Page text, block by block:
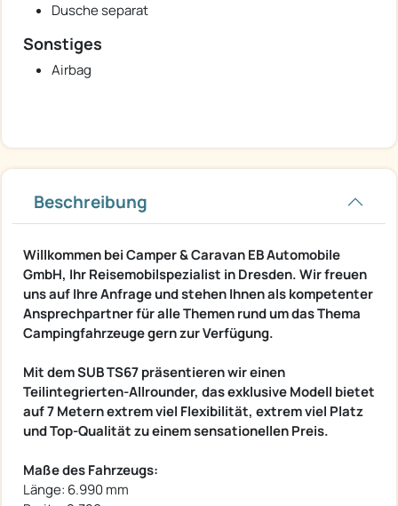
Dusche separat
Sonstiges
Airbag
Beschreibung
Willkommen bei Camper & Caravan EB Automobile
GmbH, Ihr Reisemobilspezialist in Dresden. Wir freuen
uns auf Ihre Anfrage und stehen Ihnen als kompetenter
Ansprechpartner für alle Themen rund um das Thema
Campingfahrzeuge gern zur Verfügung.
Mit dem SUB TS67 präsentieren wir einen
Teilintegrierten-Allrounder, das exklusive Modell bietet
auf 7 Metern extrem viel Flexibilität, extrem viel Platz
und Top-Qualität zu einem sensationellen Preis.
Maße des Fahrzeugs:
Länge: 6.990 mm